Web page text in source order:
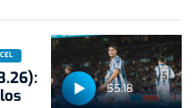
55:18